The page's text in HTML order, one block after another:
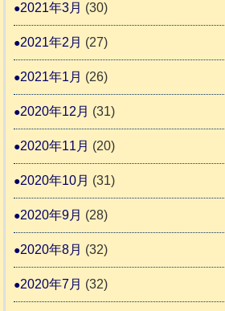
2021年3月 (30)
2021年2月 (27)
2021年1月 (26)
2020年12月 (31)
2020年11月 (20)
2020年10月 (31)
2020年9月 (28)
2020年8月 (32)
2020年7月 (32)